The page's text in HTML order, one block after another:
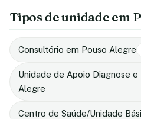
Tipos de unidade em
Consultório em Pouso Alegre
Unidade de Apoio Diagnose e
Alegre
Centro de Saúde/Unidade